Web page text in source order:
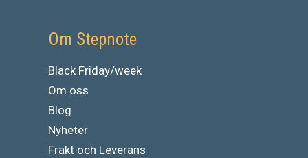
Om Stepnote
Black Friday/week
Om oss
Blog
Nyheter
Frakt och Leverans